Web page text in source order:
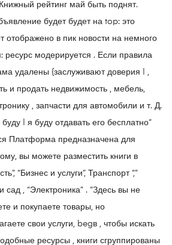
рейтинг май быть поднят.
будет будет на top: это
отображено в пик новости на немного
модерируется . Если правила
удалены {заслуживают доверия | ,
и продать недвижимость , мебель,
, запчасти для автомобили и т. Д.
| я буду отдавать его бесплатно”
Платформа предназначена для
вы можете разместить книги в
“Бизнес и услуги”, Транспорт “,”
сад , “Электроника” . “Здесь вы не
и покупаете товары, но
свои услуги, begв , чтобы искать
ресурсы , книги сгруппированы